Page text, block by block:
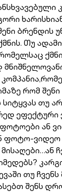
ბრენდის
Თუ
რომ
სიტყვას
ეფექტური
ან
ფოტო-
თუ
შენს